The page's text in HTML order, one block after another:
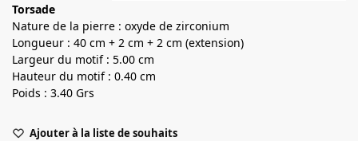
Torsade
Nature de la pierre : oxyde de zirconium
Longueur : 40 cm + 2 cm + 2 cm (extension)
Largeur du motif : 5.00 cm
Hauteur du motif : 0.40 cm
Poids : 3.40 Grs
Ajouter à la liste de souhaits